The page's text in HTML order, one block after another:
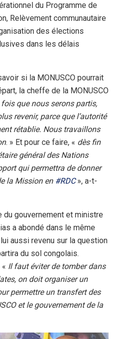
du Programme de
Relèvement communautaire
des élections
dans les délais
si la MONUSCO pourrait
la cheffe de la MONUSCO
fois que nous serons partis,
revenir, parce que l’autorité
rétablie. Nous travaillons
. » Et pour ce faire, « dès fin
général des Nations
qui permettra de donner
la Mission en #RDC», a-t-
du gouvernement et ministre
a abondé dans le même
aussi revenu sur la question
du sol congolais.
Il faut éviter de tomber dans
on doit organiser un
permettre un transfert des
et le gouvernement de la